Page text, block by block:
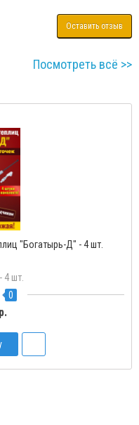
Оставить отзыв
Посмотреть всё >>
Термоприводы для